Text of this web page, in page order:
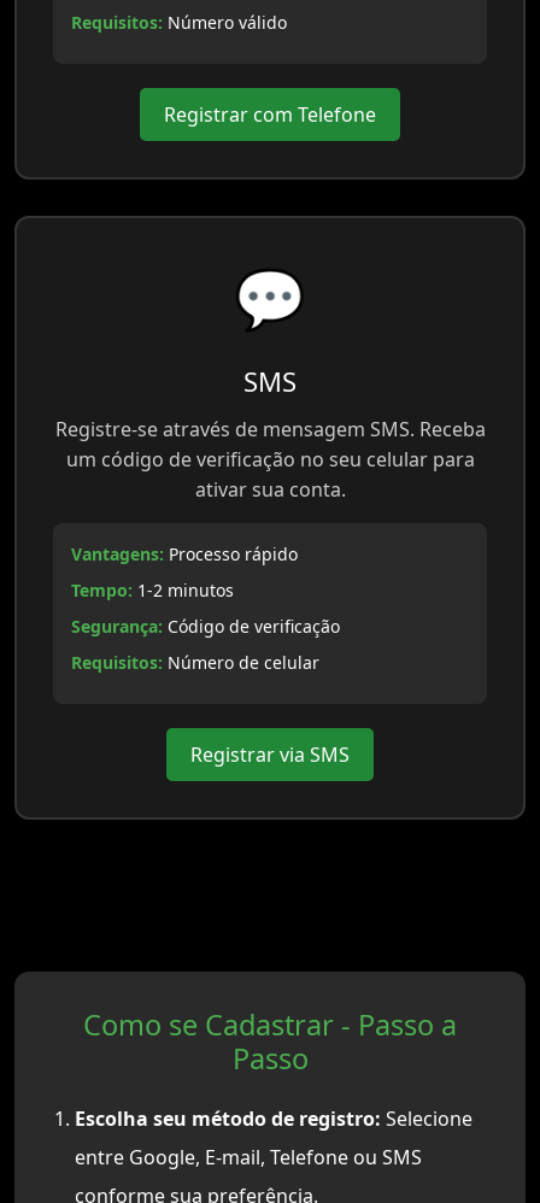
Requisitos: Número válido
Registrar com Telefone
💬
SMS
Registre-se através de mensagem SMS. Receba
um código de verificação no seu celular para
ativar sua conta.
Vantagens: Processo rápido
Tempo: 1-2 minutos
Segurança: Código de verificação
Requisitos: Número de celular
Registrar via SMS
Como se Cadastrar - Passo a
Passo
Escolha seu método de registro: Selecione
entre Google, E-mail, Telefone ou SMS
conforme sua preferência.